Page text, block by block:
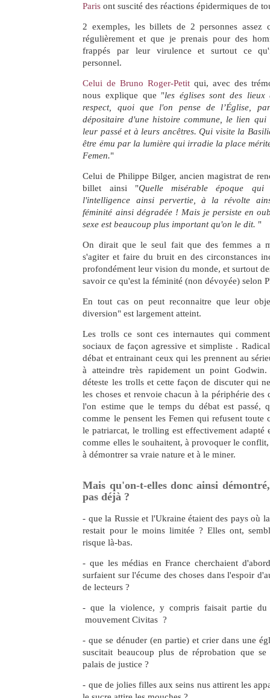
Paris ont suscité des réactions épidermiques de
2 exemples, les billets de 2 personnes
régulièrement et que je prenais pour des
frappés par leur virulence et surtout ce
personnel.
Celui de Bruno Roger-Petit qui, avec des
nous explique que "les églises sont des lieux
respect, quoi que l'on pense de l’Église,
dépositaire d'une histoire commune, le lien qui
leur passé et à leurs ancêtres. Qui visite la
être ému par la lumière qui irradie la place
Femen."
Celui de Philippe Bilger, ancien magistrat de
billet ainsi "Quelle misérable époque
l'intelligence ainsi pervertie, à la révolte
féminité ainsi dégradée ! Mais je persiste en
sexe est beaucoup plus important qu'on le dit. "
On dirait que le seul fait que des femmes a
s'agiter et faire du bruit en des circonstances
profondément leur vision du monde, et surtout
savoir ce qu'est la féminité (non dévoyée) selon
En tout cas on peut reconnaitre que leur
diversion" est largement atteint.
Les trolls ce sont ces internautes qui
sociaux de façon agressive et simpliste .
débat et entrainant ceux qui les prennent au
à atteindre très rapidement un point Godwin.
déteste les trolls et cette façon de discuter qui
les choses et renvoie chacun à la périphérie des
l'on estime que le temps du débat est passé,
comme le pensent les Femen qui refusent toute
le patriarcat, le trolling est effectivement adapté
comme elles le souhaitent, à provoquer le
à démontrer sa vraie nature et à le miner.
Mais qu'on-t-elles donc ainsi
pas déjà ?
- que la Russie et l'Ukraine étaient des pays où
restait pour le moins limitée ? Elles ont,
risque là-bas.
- que les médias en France cherchaient
surfaient sur l'écume des choses dans l'espoir
de lecteurs ?
- que la violence, y compris faisait partie du
mouvement Civitas ?
- que se dénuder (en partie) et crier dans une
suscitait beaucoup plus de réprobation que
palais de justice ?
- que de jolies filles aux seins nus attirent les